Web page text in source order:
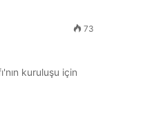
73
kuruluşu için